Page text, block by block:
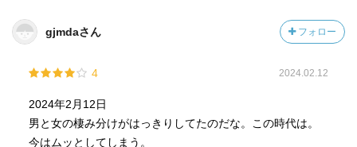
gjmdaさん フォロー
4 2024.02.12
2024年2月12日
男と女の棲み分けがはっきりしてたのだな。この時代は。
今はムッとしてしまう。